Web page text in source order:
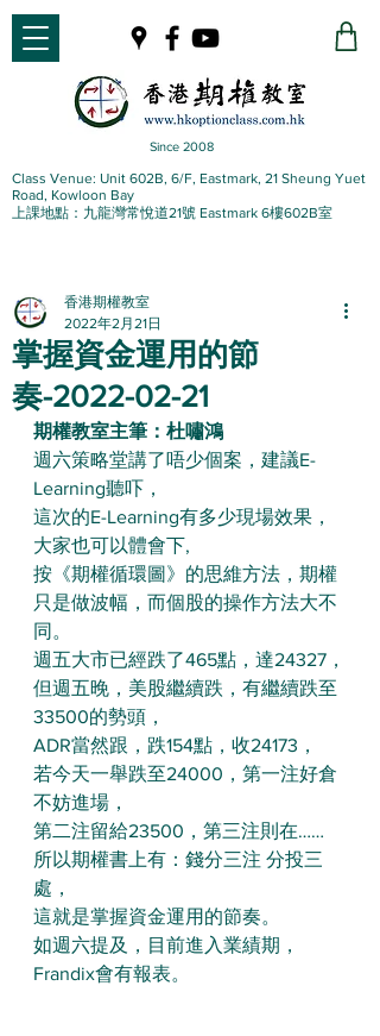
Since 2008
Class Venue: Unit 602B, 6/F, Eastmark, 21 Sheung Yuet
Road, Kowloon Bay
上課地點：九龍灣常悅道21號 Eastmark 6樓602B室
掌握資金運用的節
奏-2022-02-21
香港期權教室
2022年2月21日
期權教室主筆：杜嘯鴻
週六策略堂講了唔少個案，建議E-
Learning聽吓，
這次的E-Learning有多少現場效果，
大家也可以體會下,
按《期權循環圖》的思維方法，期權
只是做波幅，而個股的操作方法大不
同。
週五大市已經跌了465點，達24327，
但週五晚，美股繼續跌，有繼續跌至
33500的勢頭，
ADR當然跟，跌154點，收24173，
若今天一舉跌至24000，第一注好倉
不妨進場，
第二注留給23500，第三注則在……
所以期權書上有：錢分三注 分投三
處，
這就是掌握資金運用的節奏。
如週六提及，目前進入業績期，
Frandix會有報表。